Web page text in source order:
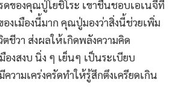
ดของคุณปู่โยชิโระ เขาชื่นชอบเอเนจี้ที่
งเมืองนี้มาก คุณปู่มองว่าสิ่งนี้ช่วยเพิ่ม
ชีวา ส่งผลให้เกิดพลังความคิด
องสงบ นิ่ง ๆ เย็นๆ เป็นระเบียบ
ามเคร่งครัดทำให้รู้สึกตึงเครียดเกิน